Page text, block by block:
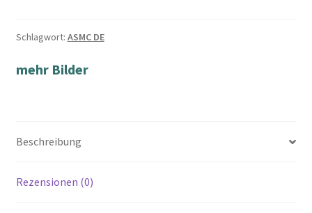
Schlagwort: ASMC DE
mehr Bilder
Beschreibung
Rezensionen (0)